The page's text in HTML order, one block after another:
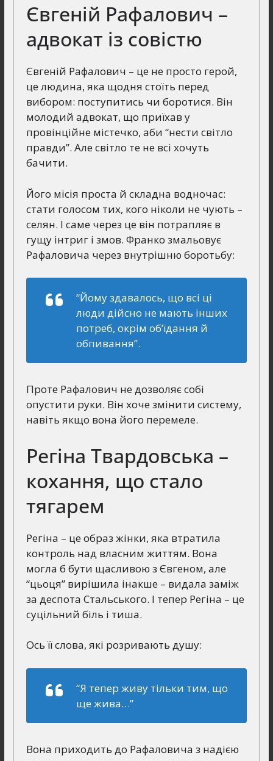
Євгеній Рафалович –
адвокат із совістю
Євгеній Рафалович – це не просто герой,
це людина, яка щодня стоїть перед
вибором: поступитись чи боротися. Він
молодий адвокат, що приїхав у
провінційне містечко, аби “нести світло
правди”. Але світло те не всі хочуть
бачити.
Його місія проста й складна водночас:
стати голосом тих, кого ніколи не чують –
селян. І саме через це він потрапляє в
гущу інтриг і змов. Франко змальовує
Рафаловича через внутрішню боротьбу:
“Йому здавалось, що всі ці
люди дійсно не мають інших
потреб, окрім об’їдання й
обпивання”.
Проте Рафалович не дозволяє собі
опустити руки. Він хоче змінити систему,
навіть якщо вона його перемеле.
Регіна Твардовська –
кохання, що стало
тягарем
Регіна – це образ жінки, яка втратила
контроль над власним життям. Вона
могла б бути щасливою з Євгеном, але
“цьоця” вирішила інакше – видала заміж
за деспота Стальського. І тепер Регіна – це
суцільний біль і тиша.
Ось її слова, які розривають душу:
“Я тепер живу тільки тим, що
ще жива…”
Вона приходить до Рафаловича з надією